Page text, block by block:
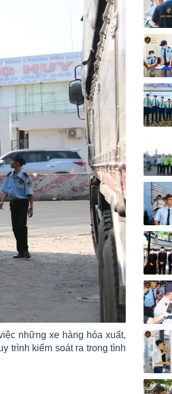
những xe hàng hóa xuất,
trình kiểm soát ra trong tình